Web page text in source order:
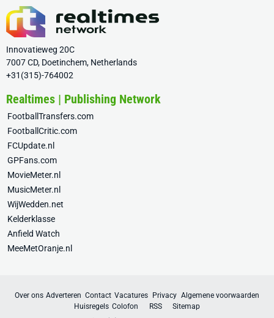
Innovatieweg 20C
7007 CD, Doetinchem, Netherlands
+31(315)-764002
Realtimes | Publishing Network
FootballTransfers.com
FootballCritic.com
FCUpdate.nl
GPFans.com
MovieMeter.nl
MusicMeter.nl
WijWedden.net
Kelderklasse
Anfield Watch
MeeMetOranje.nl
Over ons Adverteren Contact Vacatures Privacy Algemene voorwaarden
Huisregels Colofon RSS
Sitemap